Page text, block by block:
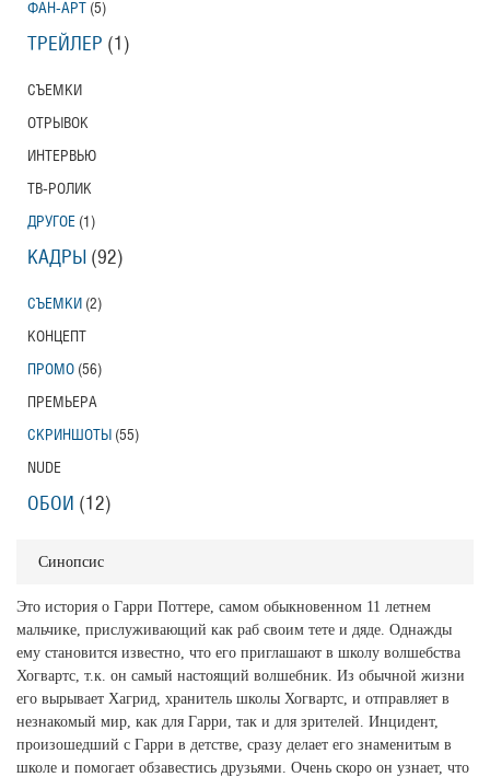
Синопсис
Это история о Гарри Поттере, самом обыкновенном 11 летнем
мальчике, прислуживающий как раб своим тете и дяде. Однажды
ему становится известно, что его приглашают в школу волшебства
Хогвартс, т.к. он самый настоящий волшебник. Из обычной жизни
его вырывает Хагрид, хранитель школы Хогвартс, и отправляет в
незнакомый мир, как для Гарри, так и для зрителей. Инцидент,
произошедший с Гарри в детстве, сразу делает его знаменитым в
школе и помогает обзавестись друзьями. Очень скоро он узнает, что
ФАН-АРТ (5)
ТРЕЙЛЕР (1)
СЪЕМКИ
ОТРЫВОК
ИНТЕРВЬЮ
ТВ-РОЛИК
ДРУГОЕ (1)
КАДРЫ (92)
СЪЕМКИ (2)
КОНЦЕПТ
ПРОМО (56)
ПРЕМЬЕРА
СКРИНШОТЫ (55)
NUDE
ОБОИ (12)